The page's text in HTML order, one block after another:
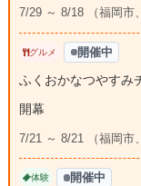
7/29 ～ 8/18 （福岡市
グルメ 開催中
ふくおかなつやすみ
開幕
7/21 ～ 8/21 （福岡市
体験 開催中